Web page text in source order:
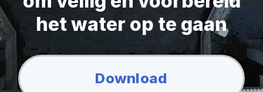
het water op te gaan
Download